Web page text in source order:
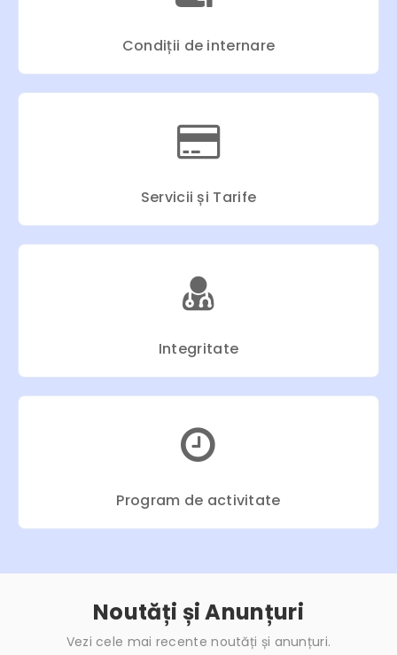
Condiții de internare
Servicii și Tarife
Integritate
Program de activitate
Noutăți și Anunțuri
Vezi cele mai recente noutăți și anunțuri.